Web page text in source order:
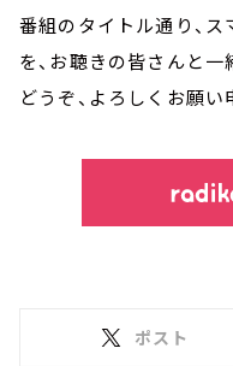
番組のタイトル通り、
を、お聴きの皆さんと
どうぞ、よろしくお願い
ポスト